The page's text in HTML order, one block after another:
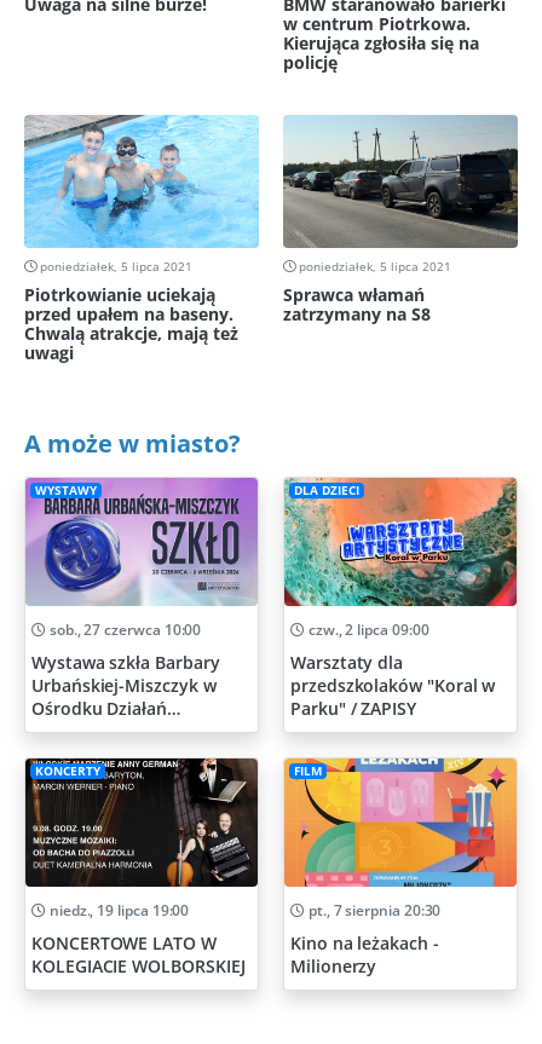
w centrum Piotrkowa.
Kierująca zgłosiła się na
policję
poniedziałek, 5 lipca 2021
Piotrkowianie uciekają
przed upałem na baseny.
Chwalą atrakcje, mają też
uwagi
poniedziałek, 5 lipca 2021
Sprawca włamań
zatrzymany na S8
A może w miasto?
WYSTAWY
sob., 27 czerwca 10:00
Wystawa szkła Barbary
Urbańskiej-Miszczyk w
Ośrodku Działań
Artystycznych
DLA DZIECI
czw., 2 lipca 09:00
Warsztaty dla
przedszkolaków "Koral w
Parku" / ZAPISY
KONCERTY
niedz., 19 lipca 19:00
KONCERTOWE LATO W
KOLEGIACIE WOLBORSKIEJ
FILM
pt., 7 sierpnia 20:30
Kino na leżakach -
Milionerzy